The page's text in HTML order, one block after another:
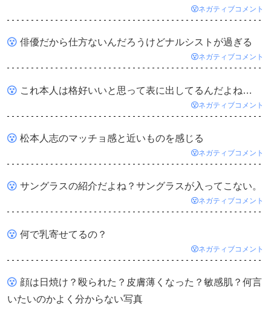
ネガティブコメント
俳優だから仕方ないんだろうけどナルシストが過ぎる
ネガティブコメント
これ本人は格好いいと思って表に出してるんだよね…
ネガティブコメント
松本人志のマッチョ感と近いものを感じる
ネガティブコメント
サングラスの紹介だよね？サングラスが入ってこない。
ネガティブコメント
何で乳寄せてるの？
ネガティブコメント
顔は日焼け？殴られた？皮膚薄くなった？敏感肌？何言
いたいのかよく分からない写真